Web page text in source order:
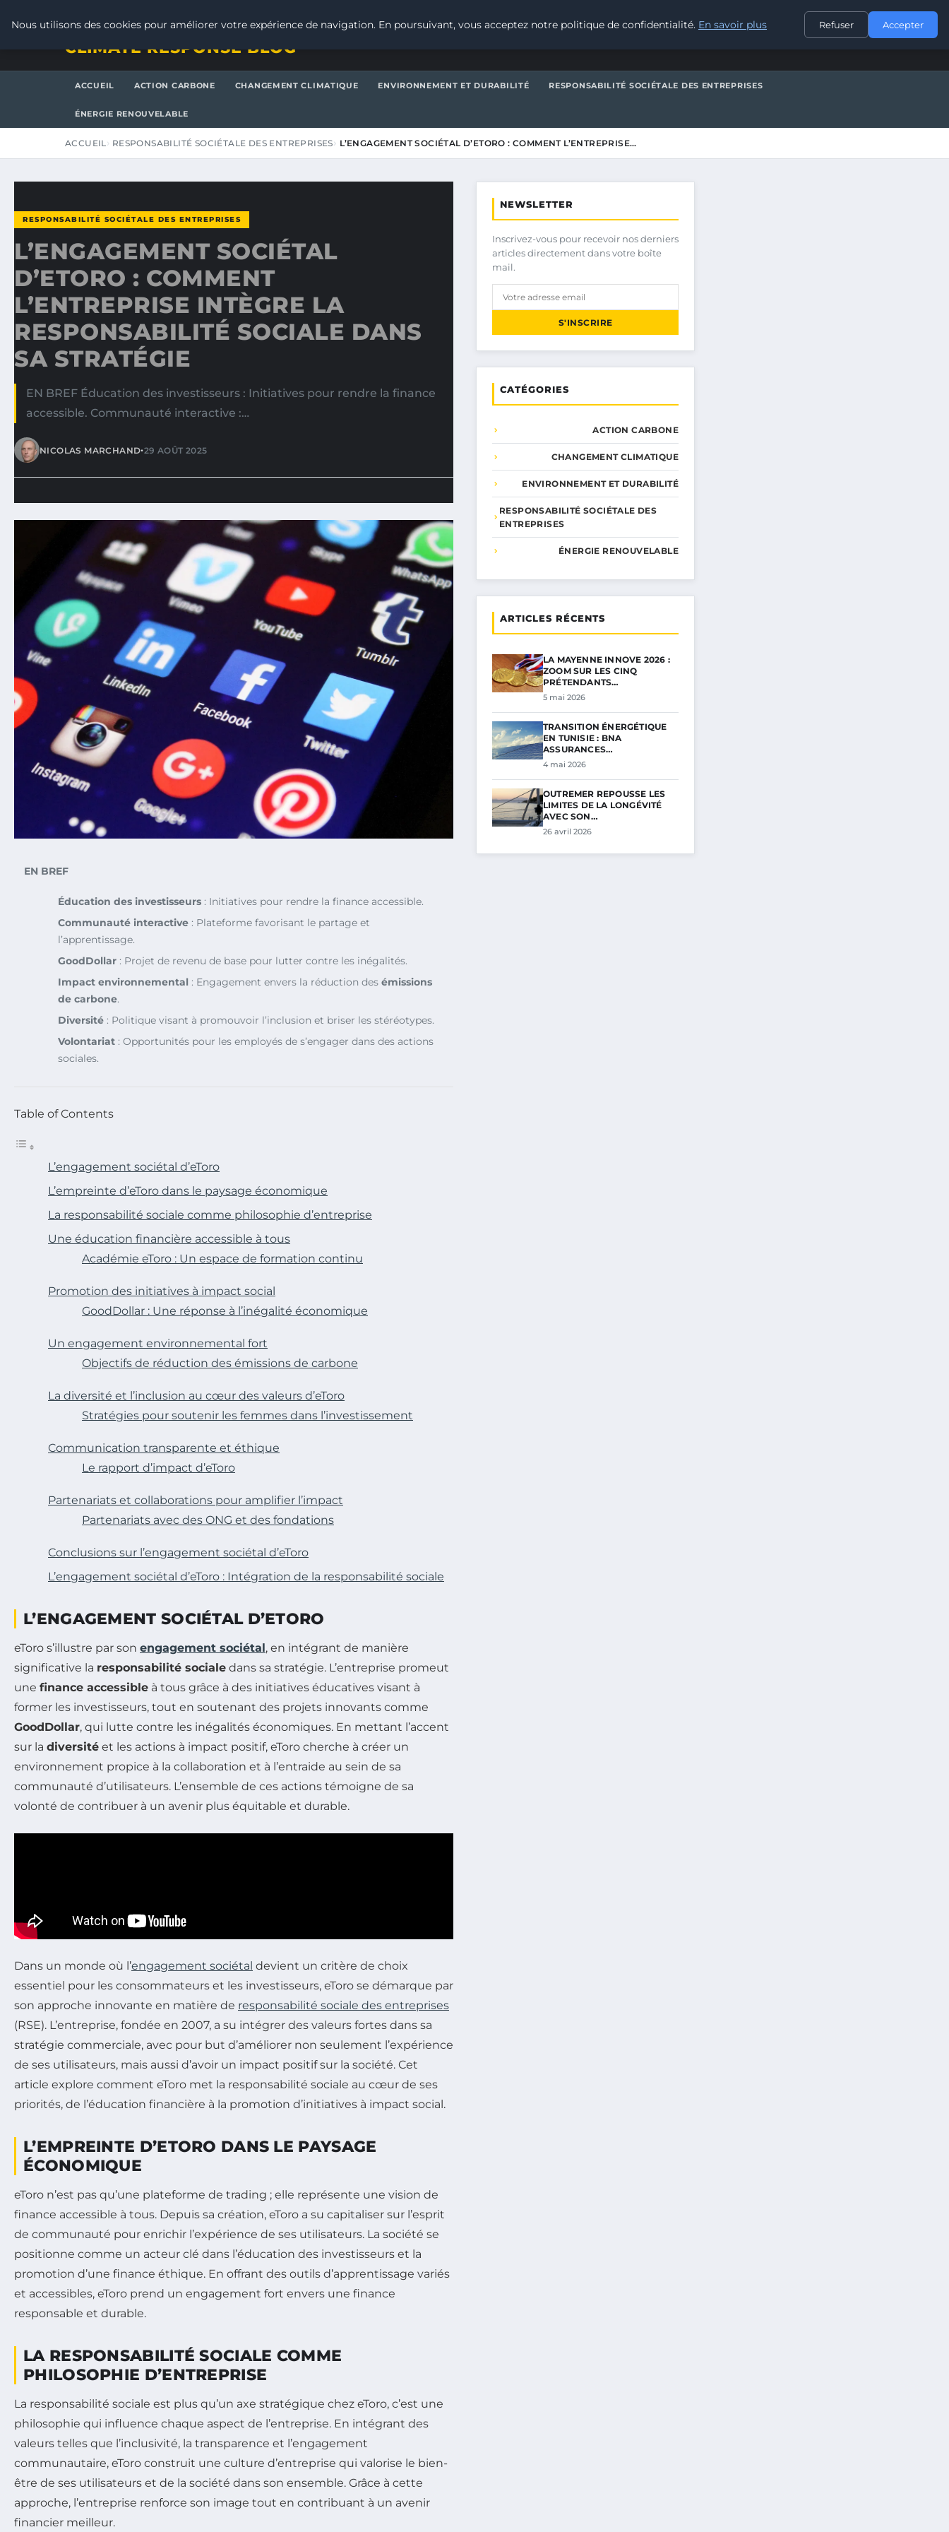
CONTACT
CLIMATE RESPONSE BLOG
ACCUEIL ACTION CARBONE CHANGEMENT CLIMATIQUE ENVIRONNEMENT ET DURABILITÉ RESPONSABILITÉ SOCIÉTALE DES ENTREPRISES
ÉNERGIE RENOUVELABLE
ACCUEIL RESPONSABILITÉ SOCIÉTALE DES ENTREPRISES L’ENGAGEMENT SOCIÉTAL D’ETORO : COMMENT L’ENTREPRISE…
RESPONSABILITÉ SOCIÉTALE DES ENTREPRISES
L’ENGAGEMENT SOCIÉTAL
D’ETORO : COMMENT
L’ENTREPRISE INTÈGRE LA
RESPONSABILITÉ SOCIALE DANS
SA STRATÉGIE
EN BREF Éducation des investisseurs : Initiatives pour rendre la finance
accessible. Communauté interactive :…
NICOLAS MARCHAND•29 AOÛT 2025
EN BREF
Éducation des investisseurs : Initiatives pour rendre la finance accessible.
Communauté interactive : Plateforme favorisant le partage et
l’apprentissage.
GoodDollar : Projet de revenu de base pour lutter contre les inégalités.
Impact environnemental : Engagement envers la réduction des émissions
de carbone.
Diversité : Politique visant à promouvoir l’inclusion et briser les stéréotypes.
Volontariat : Opportunités pour les employés de s’engager dans des actions
sociales.
Table of Contents
L’engagement sociétal d’eToro
L’empreinte d’eToro dans le paysage économique
La responsabilité sociale comme philosophie d’entreprise
Une éducation financière accessible à tous
Académie eToro : Un espace de formation continu
Promotion des initiatives à impact social
GoodDollar : Une réponse à l’inégalité économique
Un engagement environnemental fort
Objectifs de réduction des émissions de carbone
La diversité et l’inclusion au cœur des valeurs d’eToro
Stratégies pour soutenir les femmes dans l’investissement
Communication transparente et éthique
Le rapport d’impact d’eToro
Partenariats et collaborations pour amplifier l’impact
Partenariats avec des ONG et des fondations
Conclusions sur l’engagement sociétal d’eToro
L’engagement sociétal d’eToro : Intégration de la responsabilité sociale
L’ENGAGEMENT SOCIÉTAL D’ETORO
eToro s’illustre par son engagement sociétal , en intégrant de manière
significative la responsabilité sociale dans sa stratégie. L’entreprise promeut
une finance accessible à tous grâce à des initiatives éducatives visant à
former les investisseurs, tout en soutenant des projets innovants comme
GoodDollar, qui lutte contre les inégalités économiques. En mettant l’accent
sur la diversité et les actions à impact positif, eToro cherche à créer un
environnement propice à la collaboration et à l’entraide au sein de sa
communauté d’utilisateurs. L’ensemble de ces actions témoigne de sa
volonté de contribuer à un avenir plus équitable et durable.
Dans un monde où l’engagement sociétal devient un critère de choix
essentiel pour les consommateurs et les investisseurs, eToro se démarque par
son approche innovante en matière de responsabilité sociale des entreprises
(RSE). L’entreprise, fondée en 2007, a su intégrer des valeurs fortes dans sa
stratégie commerciale, avec pour but d’améliorer non seulement l’expérience
de ses utilisateurs, mais aussi d’avoir un impact positif sur la société. Cet
article explore comment eToro met la responsabilité sociale au cœur de ses
priorités, de l’éducation financière à la promotion d’initiatives à impact social.
L’EMPREINTE D’ETORO DANS LE PAYSAGE
ÉCONOMIQUE
eToro n’est pas qu’une plateforme de trading ; elle représente une vision de
finance accessible à tous. Depuis sa création, eToro a su capitaliser sur l’esprit
de communauté pour enrichir l’expérience de ses utilisateurs. La société se
positionne comme un acteur clé dans l’éducation des investisseurs et la
promotion d’une finance éthique. En offrant des outils d’apprentissage variés
et accessibles, eToro prend un engagement fort envers une finance
responsable et durable.
LA RESPONSABILITÉ SOCIALE COMME
PHILOSOPHIE D’ENTREPRISE
La responsabilité sociale est plus qu’un axe stratégique chez eToro, c’est une
philosophie qui influence chaque aspect de l’entreprise. En intégrant des
valeurs telles que l’inclusivité, la transparence et l’engagement
communautaire, eToro construit une culture d’entreprise qui valorise le bien-
être de ses utilisateurs et de la société dans son ensemble. Grâce à cette
approche, l’entreprise renforce son image tout en contribuant à un avenir
financier meilleur.
NEWSLETTER
Inscrivez-vous pour recevoir nos derniers
articles directement dans votre boîte
mail.
S'INSCRIRE
CATÉGORIES
ACTION CARBONE
CHANGEMENT CLIMATIQUE
ENVIRONNEMENT ET DURABILITÉ
RESPONSABILITÉ SOCIÉTALE DES
ENTREPRISES
ÉNERGIE RENOUVELABLE
ARTICLES RÉCENTS
LA MAYENNE INNOVE 2026 :
ZOOM SUR LES CINQ
PRÉTENDANTS…
5 mai 2026
TRANSITION ÉNERGÉTIQUE
EN TUNISIE : BNA
ASSURANCES…
4 mai 2026
OUTREMER REPOUSSE LES
LIMITES DE LA LONGÉVITÉ
AVEC SON…
26 avril 2026
Nous utilisons des cookies pour améliorer votre expérience de navigation. En poursuivant, vous acceptez notre politique de confidentialité. En savoir plus Refuser Accepter